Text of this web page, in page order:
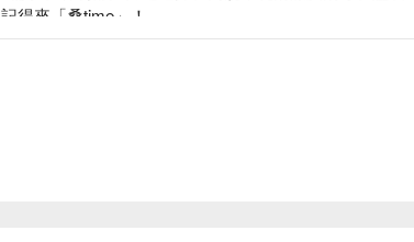
得來「桑time」！
你最佳的放鬆之旅！
立刻查看⬇︎